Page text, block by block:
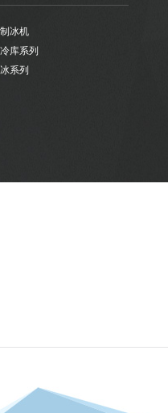
制冰机
冷库系列
冰系列